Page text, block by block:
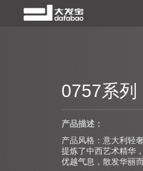
0757系列
产品描述：
产品风格：意大利轻
提炼了中西艺术精华
优越气息，散发华丽